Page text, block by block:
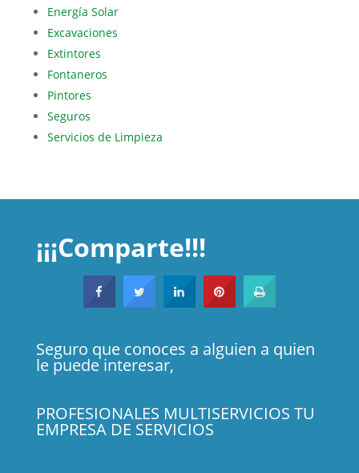
Energía Solar
Excavaciones
Extintores
Fontaneros
Pintores
Seguros
Servicios de Limpieza
¡¡¡Comparte!!!
Seguro que conoces a alguien a quien
le puede interesar,
PROFESIONALES MULTISERVICIOS TU
EMPRESA DE SERVICIOS